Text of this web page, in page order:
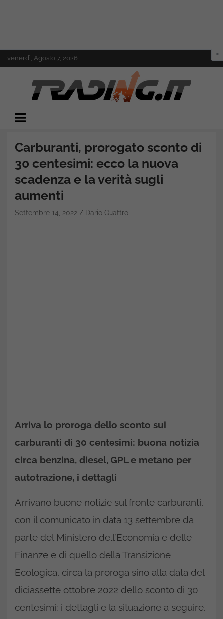
to
venerdì, Agosto 7, 2026
Trading.it
Carburanti, prorogato sconto di
30 centesimi: ecco la nuova
scadenza e la verità sugli
aumenti
Settembre 14, 2022 Dario Quattro
Arriva lo proroga dello sconto sui
carburanti di 30 centesimi: buona notizia
circa benzina, diesel, GPL e metano per
autotrazione, i dettagli
Arrivano buone notizie sul fronte carburanti,
con il comunicato in data 13 settembre da
parte del Ministero dell’Economia e delle
Finanze e di quello della Transizione
Ecologica, circa la proroga sino alla data del
diciassette ottobre 2022 dello sconto di 30
centesimi: i dettagli e la situazione a seguire.